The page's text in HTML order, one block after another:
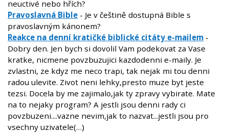
neuctivé nebo hřích?
Pravoslavná Bible - Je v češtině dostupná Bible s
pravoslavným kánonem?
Reakce na denní kratičké biblické citáty e-mailem -
Dobry den. Jen bych si dovolil Vam podekovat za Vase
kratke, nicmene povzbuzujici kazdodenni e-maily. Je
zvlastni, ze kdyz me neco trapi, tak nejak mi tou denni
radou ulevite. Zivot neni lehky,presto muze byt jeste
tezsi. Docela by me zajimalo,jak ty zpravy vybirate. Mate
na to nejaky program? A jestli jsou denni rady ci
povzbuzeni....vazne nevim,jak to nazvat...jestli jsou pro
vsechny uzivatele(…)